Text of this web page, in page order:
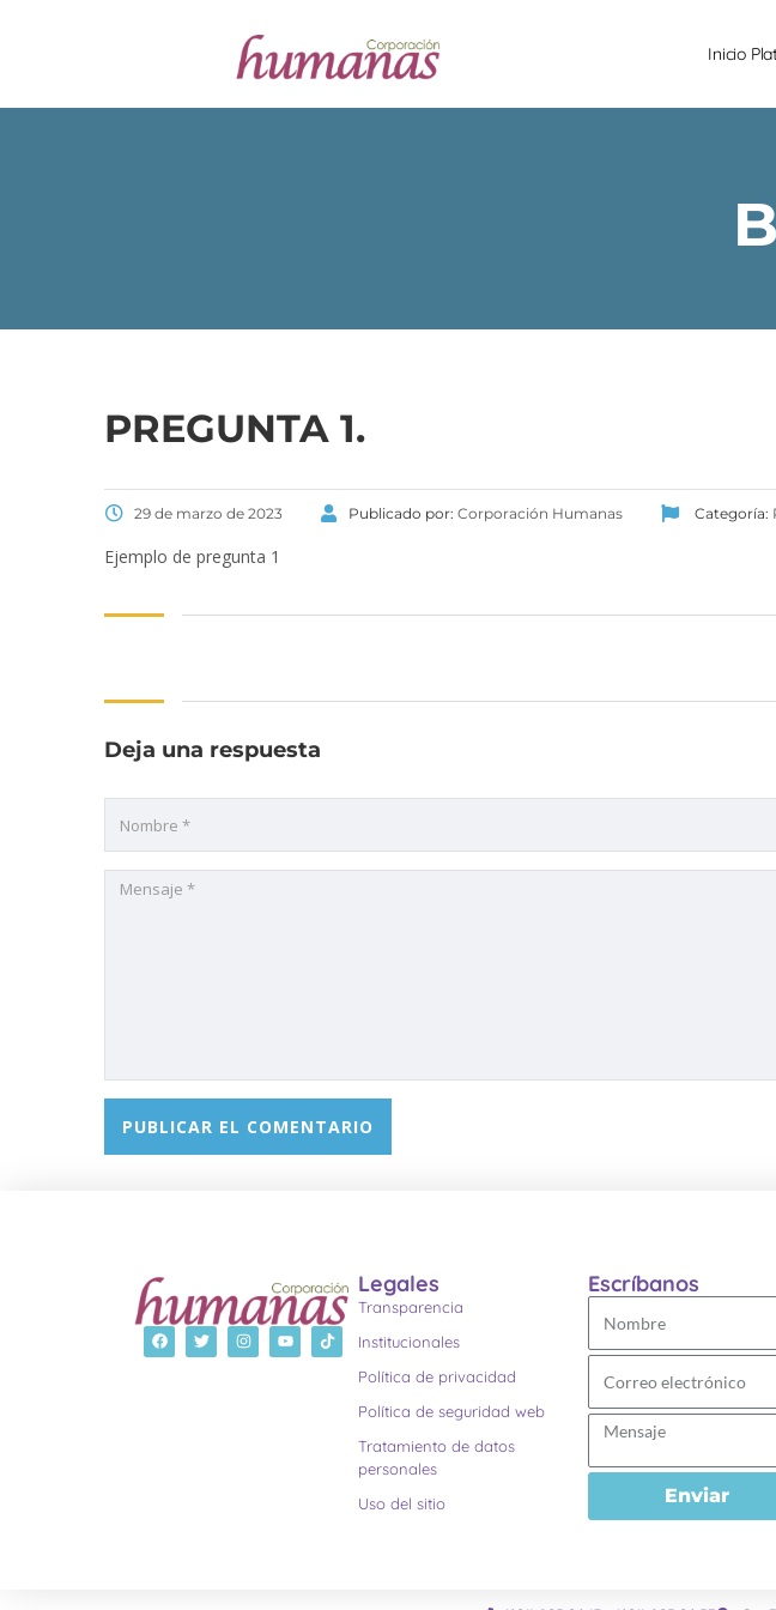
Inicio
PREGUNTA 1.
29 de marzo de 2023 Publicado por: Corporación Humanas Categoría:
Ejemplo de pregunta 1
Deja una respuesta
Legales
Transparencia
Institucionales
Política de privacidad
Política de seguridad web
Tratamiento de datos
personales
Uso del sitio
Escríbanos
Enviar